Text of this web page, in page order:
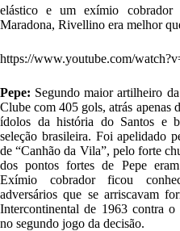
elástico e um exímio cobrador
Maradona, Rivellino era melhor
https://www.youtube.com/
Pepe: Segundo maior artilheiro
Clube com 405 gols, atrás apenas
ídolos da história do Santos e
seleção brasileira. Foi apelidado
de “Canhão da Vila”, pelo forte
dos pontos fortes de Pepe
Exímio cobrador ficou
adversários que se arriscavam
Intercontinental de 1963 contra
no segundo jogo da decisão.